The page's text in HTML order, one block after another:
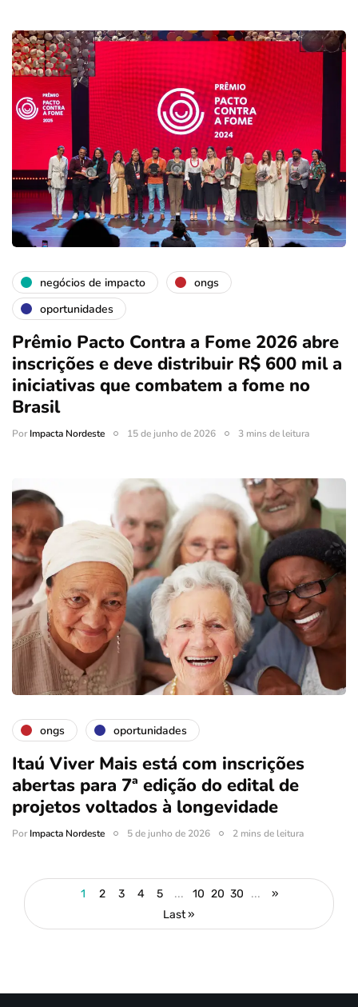
negócios de impacto
ongs
oportunidades
Prêmio Pacto Contra a Fome 2026 abre
inscrições e deve distribuir R$ 600 mil a
iniciativas que combatem a fome no
Brasil
PorImpacta Nordeste 15 de junho de 2026 3 mins de leitura
ongs oportunidades
Itaú Viver Mais está com inscrições
abertas para 7ª edição do edital de
projetos voltados à longevidade
PorImpacta Nordeste 5 de junho de 2026 2 mins de leitura
1 2 3 4 5 ... 10 20 30 ...
»
Last »